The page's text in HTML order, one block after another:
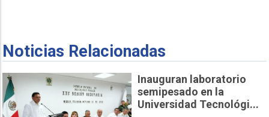
Noticias Relacionadas
Inauguran laboratorio
semipesado en la
Universidad Tecnológi...